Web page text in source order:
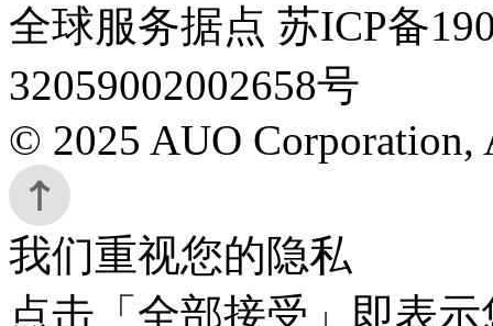
全球服务据点 苏ICP备
32059002002658号
© 2025 AUO Corporation,
我们重视您的隐私
点击「全部接受」即表